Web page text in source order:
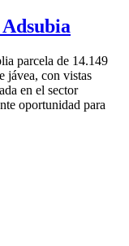
parcela de 14.149
jávea, con vistas
en el sector
oportunidad para